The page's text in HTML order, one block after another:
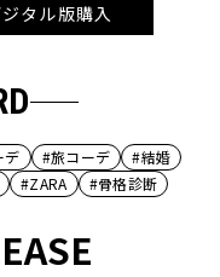
タル版購入
デ #旅コーデ
#結婚
#ZARA #骨格診断